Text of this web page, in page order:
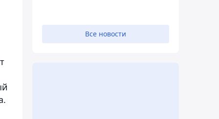
Все новости